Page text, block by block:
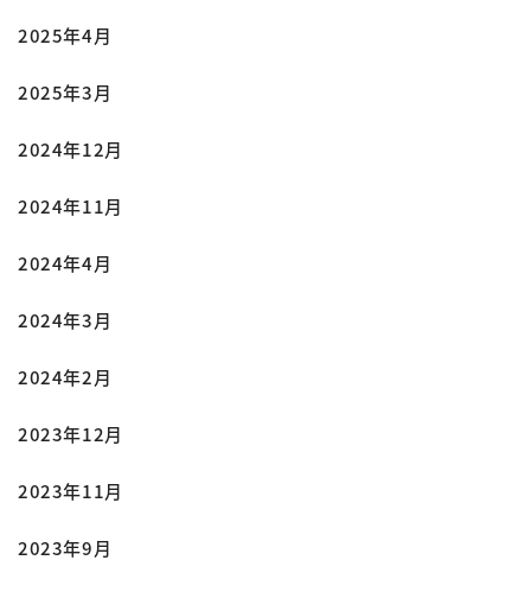
2025年4月
2025年3月
2024年12月
2024年11月
2024年4月
2024年3月
2024年2月
2023年12月
2023年11月
2023年9月